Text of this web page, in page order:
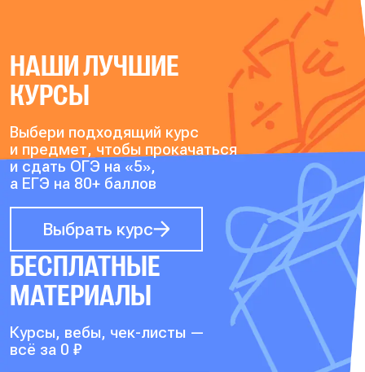
НАШИ ЛУЧШИЕ
КУРСЫ
Выбери подходящий курс
и предмет, чтобы прокачаться
и сдать ОГЭ на «5»,
а ЕГЭ на 80+ баллов
Выбрать курс
БЕСПЛАТНЫЕ
МАТЕРИАЛЫ
Курсы, вебы, чек-листы —
всё за 0 ₽